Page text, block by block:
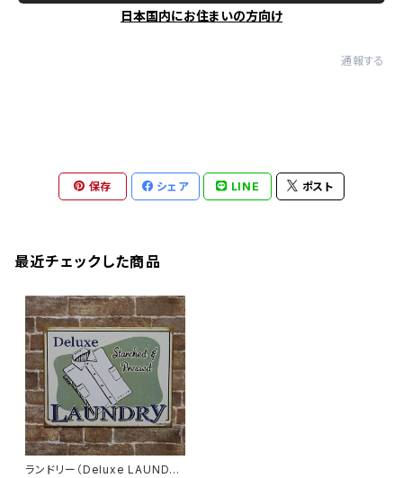
日本国内にお住まいの方向け
通報する
保存 シェア LINE ポスト
最近チェックした商品
ランドリー（Deluxe LAUNDR